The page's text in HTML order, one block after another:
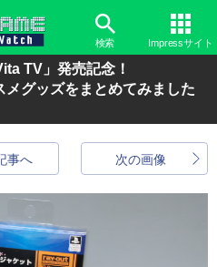
検索 Impressサイト
TV」発売記念！
メグッズをまとめてみました
次の画像
事へ